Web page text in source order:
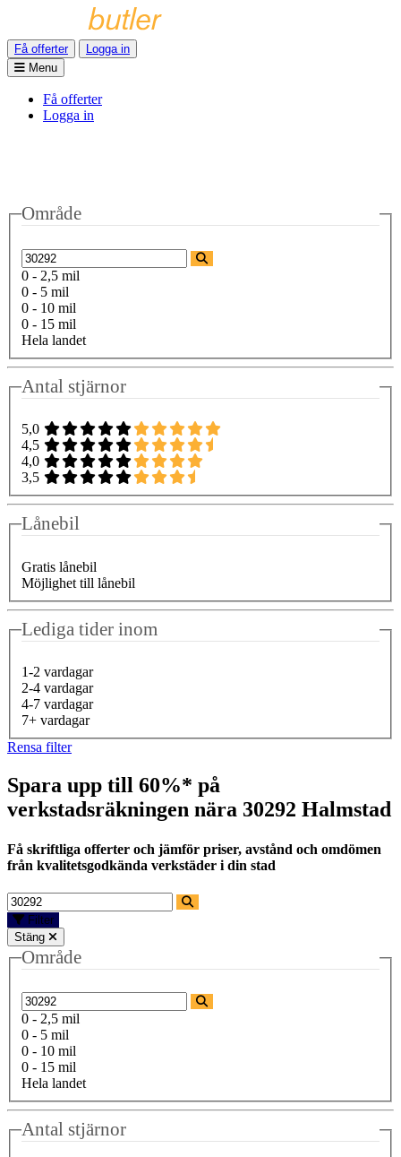
Få offerter
Logga in
Menu
Få offerter
Logga in
Område
0 - 2,5 mil
0 - 5 mil
0 - 10 mil
0 - 15 mil
Hela landet
Antal stjärnor
5,0
4,5
4,0
3,5
Lånebil
Gratis lånebil
Möjlighet till lånebil
Lediga tider inom
1-2 vardagar
2-4 vardagar
4-7 vardagar
7+ vardagar
Rensa filter
Spara upp till 60%* på
verkstadsräkningen nära 30292 Halmstad
Få skriftliga offerter och jämför priser, avstånd och omdömen
från kvalitetsgodkända verkstäder i din stad
Filter
Stäng
Område
0 - 2,5 mil
0 - 5 mil
0 - 10 mil
0 - 15 mil
Hela landet
Antal stjärnor